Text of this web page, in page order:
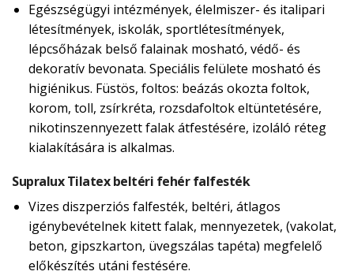
Egészségügyi intézmények, élelmiszer- és italipari
létesítmények, iskolák, sportlétesítmények,
lépcsőházak belső falainak mosható, védő- és
dekoratív bevonata. Speciális felülete mosható és
higiénikus. Füstös, foltos: beázás okozta foltok,
korom, toll, zsírkréta, rozsdafoltok eltüntetésére,
nikotinszennyezett falak átfestésére, izoláló réteg
kialakítására is alkalmas.
Supralux Tilatex beltéri fehér falfesték
Vizes diszperziós falfesték, beltéri, átlagos
igénybevételnek kitett falak, mennyezetek, (vakolat,
beton, gipszkarton, üvegszálas tapéta) megfelelő
előkészítés utáni festésére.